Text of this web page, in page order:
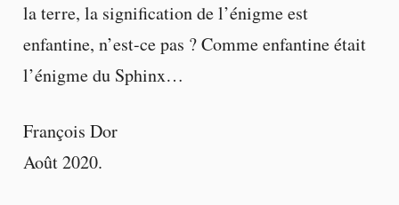
la terre, la signification de l’énigme est
enfantine, n’est-ce pas ? Comme enfantine était
l’énigme du Sphinx…
François Dor
Août 2020.